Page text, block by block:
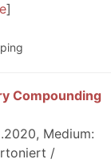
Compounding
Medium:
/